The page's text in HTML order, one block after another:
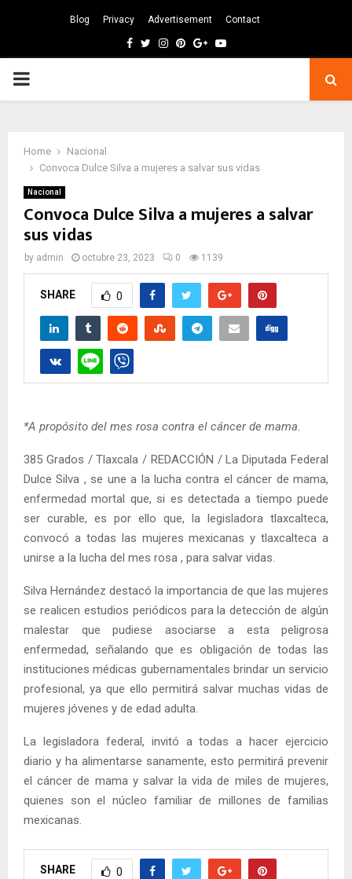
Blog Privacy Advertisement Contact
Facebook
TwitterInstagram
Pinterest
GoogleYoutube
PRIMARY
Home
Nacional
Convoca Dulce Silva a mujeres a salvar sus vidas
Nacional
Convoca Dulce Silva a mujeres a salvar
sus vidas
by admin octubre 23, 2023 0 1139
SHARE 0
*A propósito del mes rosa contra el cáncer de mama.
385 Grados / Tlaxcala / REDACCIÓN / La Diputada Federal
Dulce Silva , se une a la lucha contra el cáncer de mama,
enfermedad mortal que, si es detectada a tiempo puede
ser curable, es por ello que, la legisladora tlaxcalteca,
convocó a todas las mujeres mexicanas y tlaxcalteca a
unirse a la lucha del mes rosa , para salvar vidas.
Silva Hernández destacó la importancia de que las mujeres
se realicen estudios periódicos para la detección de algún
malestar que pudiese asociarse a esta peligrosa
enfermedad, señalando que es obligación de todas las
instituciones médicas gubernamentales brindar un servicio
profesional, ya que ello permitirá salvar muchas vidas de
mujeres jóvenes y de edad adulta.
La legisladora federal, invitó a todas a hacer ejercicio
diario y ha alimentarse sanamente, esto permitirá prevenir
el cáncer de mama y salvar la vida de miles de mujeres,
quienes son el núcleo familiar de millones de familias
mexicanas.
SHARE 0